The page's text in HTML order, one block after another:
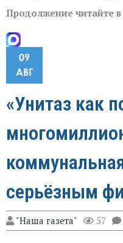
Продолжение читайте
09
АВГ
«Унитаз как
серьёзным
"Наша газета" 57